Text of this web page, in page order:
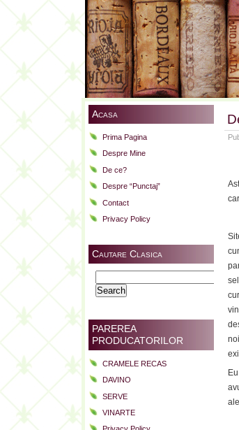
Acasa
Prima Pagina
Despre Mine
De ce?
Despre “Punctaj”
Contact
Privacy Policy
Cautare Clasica
for:
PAREREA
PRODUCATORILOR
CRAMELE RECAS
DAVINO
SERVE
VINARTE